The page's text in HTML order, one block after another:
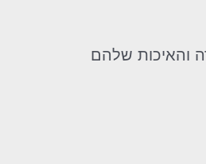
7 יחידות ב 100 ש"ח רכשתי בקניון את אותו מוצר ב 65 שח ליחידה והאיכות שלהם